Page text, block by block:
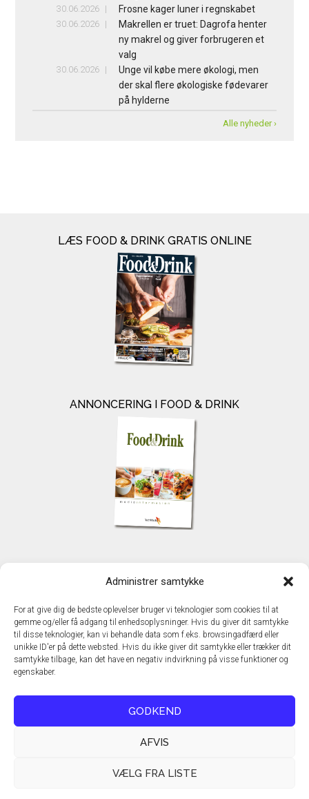
Administrer samtykke
For at give dig de bedste oplevelser bruger vi teknologier som cookies til at
gemme og/eller få adgang til enhedsoplysninger. Hvis du giver dit samtykke
til disse teknologier, kan vi behandle data som f.eks. browsingadfærd eller
unikke ID'er på dette websted. Hvis du ikke giver dit samtykke eller trækker dit
samtykke tilbage, kan det have en negativ indvirkning på visse funktioner og
egenskaber.
GODKEND
AFVIS
VÆLG FRA LISTE
30.06.2026 Frosne kager luner i regnskabet
30.06.2026
Makrellen er truet: Dagrofa henter
ny makrel og giver forbrugeren et
valg
30.06.2026
Unge vil købe mere økologi, men
der skal flere økologiske fødevarer
på hylderne
Alle nyheder ›
LÆS FOOD & DRINK GRATIS ONLINE
ANNONCERING I FOOD & DRINK
TechMedia A/S
DK – 2600 Glostrup
www.techmedia.dk
Telefon: +45 43 24 26 28
E-mail:info@techmedia.dk